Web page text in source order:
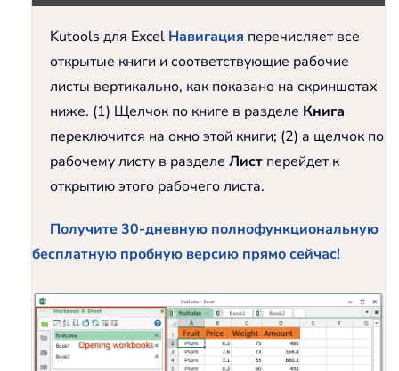
Kutools для Excel Навигация перечисляет все
открытые книги и соответствующие рабочие
листы вертикально, как показано на скриншотах
ниже. (1) Щелчок по книге в разделе Книга
переключится на окно этой книги; (2) а щелчок по
рабочему листу в разделе Лист перейдет к
открытию этого рабочего листа.
Получите 30-дневную полнофункциональную
бесплатную пробную версию прямо сейчас!